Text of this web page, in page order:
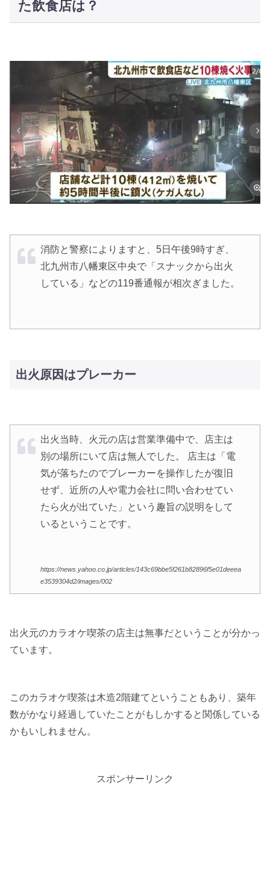
た飲食店は？
消防と警察によりますと、5日午後9時すぎ、
北九州市八幡東区中央で「スナックから出火
している」などの119番通報が相次ぎました。
出火原因はプレーカー
出火当時、火元の店は営業準備中で、店主は
別の場所にいて店は無人でした。 店主は「電
気が落ちたのでブレーカーを操作したが復旧
せず、近所の人や電力会社に問い合わせてい
たら火が出ていた」という趣旨の説明をして
いるということです。
https://news.yahoo.co.jp/articles/143c69bbe5f261b82896f5e01deeea
e3539304d2/images/002
出火元のカラオケ喫茶の店主は無事だということが分かっ
ています。
このカラオケ喫茶は木造2階建てということもあり、築年
数がかなり経過していたことがもしかすると関係している
かもいしれません。
スポンサーリンク